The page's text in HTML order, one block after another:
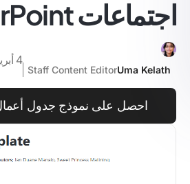
اجتماعات PowerPoint
Uma Kelath
Staff Content Editor
4 أبريل 2025
احصل على نموذج جدول